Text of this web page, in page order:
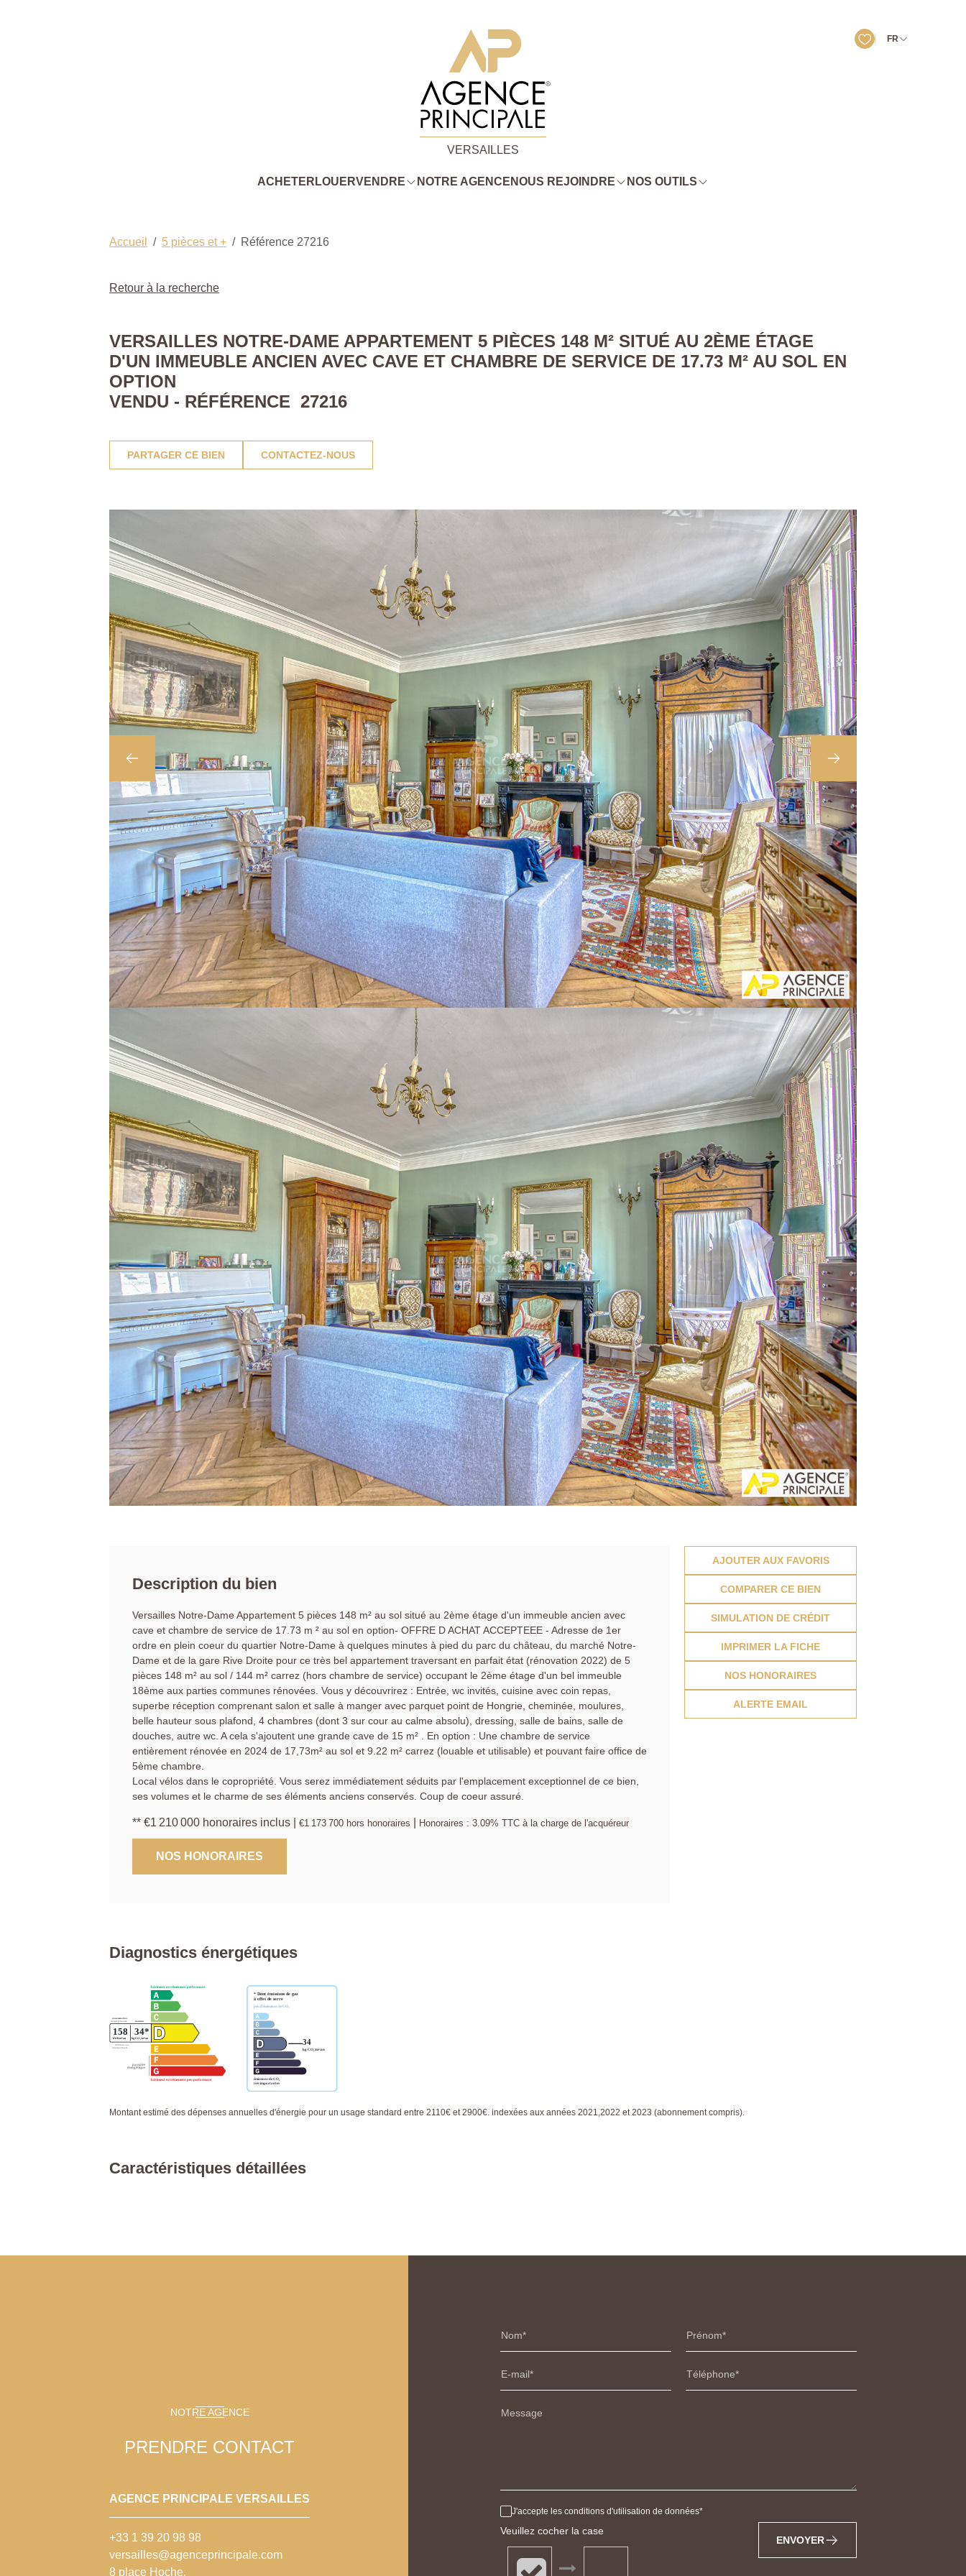
FR
VERSAILLES
ACHETER LOUERVENDRE NOTRE AGENCE NOUS REJOINDRE NOS OUTILS
Accueil 5 pièces et + Référence 27216
Retour à la recherche
VERSAILLES NOTRE-DAME APPARTEMENT 5 PIÈCES 148 M² SITUÉ AU 2ÈME ÉTAGE
D'UN IMMEUBLE ANCIEN AVEC CAVE ET CHAMBRE DE SERVICE DE 17.73 M² AU SOL EN
OPTION
VENDU - RÉFÉRENCE 27216
PARTAGER CE BIEN CONTACTEZ-NOUS
Description du bien
Versailles Notre-Dame Appartement 5 pièces 148 m² au sol situé au 2ème étage d'un immeuble ancien avec
cave et chambre de service de 17.73 m ² au sol en option- OFFRE D ACHAT ACCEPTEEE - Adresse de 1er
ordre en plein coeur du quartier Notre-Dame à quelques minutes à pied du parc du château, du marché Notre-
Dame et de la gare Rive Droite pour ce très bel appartement traversant en parfait état (rénovation 2022) de 5
pièces 148 m² au sol / 144 m² carrez (hors chambre de service) occupant le 2ème étage d'un bel immeuble
18ème aux parties communes rénovées. Vous y découvrirez : Entrée, wc invités, cuisine avec coin repas,
superbe réception comprenant salon et salle à manger avec parquet point de Hongrie, cheminée, moulures,
belle hauteur sous plafond, 4 chambres (dont 3 sur cour au calme absolu), dressing, salle de bains, salle de
douches, autre wc. A cela s'ajoutent une grande cave de 15 m² . En option : Une chambre de service
entièrement rénovée en 2024 de 17,73m² au sol et 9.22 m² carrez (louable et utilisable) et pouvant faire office de
5ème chambre.
Local vélos dans le copropriété. Vous serez immédiatement séduits par l'emplacement exceptionnel de ce bien,
ses volumes et le charme de ses éléments anciens conservés. Coup de coeur assuré.
** €1 210 000 honoraires inclus €1 173 700 hors honoraires Honoraires : 3.09% TTC à la charge de l'acquéreur
NOS HONORAIRES
AJOUTER AUX FAVORIS
COMPARER CE BIEN
SIMULATION DE CRÉDIT
IMPRIMER LA FICHE
NOS HONORAIRES
ALERTE EMAIL
Diagnostics énergétiques
Montant estimé des dépenses annuelles d'énergie pour un usage standard entre 2110€ et 2900€. indexées aux années 2021,2022 et 2023 (abonnement compris).
Caractéristiques détaillées
NOTRE AGENCE
PRENDRE CONTACT
AGENCE PRINCIPALE VERSAILLES
+33 1 39 20 98 98
versailles@agenceprincipale.com
8 place Hoche,
Nom Prénom
E-mail Téléphone
Message
J'accepte les conditions d'utilisation de données
Veuillez cocher la case
ENVOYER